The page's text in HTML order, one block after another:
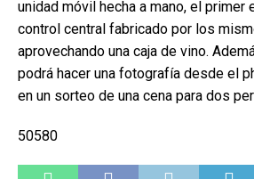
unidad móvil hecha a mano, el primer
control central fabricado por los
aprovechando una caja de vino.
podrá hacer una fotografía desde el
en un sorteo de una cena para dos
50580